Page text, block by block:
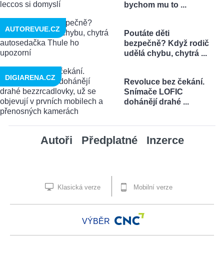
bychom mu to ...
Poutáte děti
bezpečně? Když rodič
udělá chybu, chytrá ...
AUTOREVUE.CZ
Revoluce bez čekání.
Snímače LOFIC
dohánějí drahé ...
DIGIARENA.CZ
Autoři Předplatné Inzerce
Klasická verze Mobilní verze
VÝBĚR